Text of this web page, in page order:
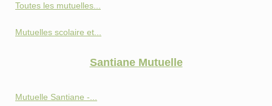
Toutes les mutuelles...
Mutuelles scolaire et...
Santiane Mutuelle
Mutuelle Santiane -...